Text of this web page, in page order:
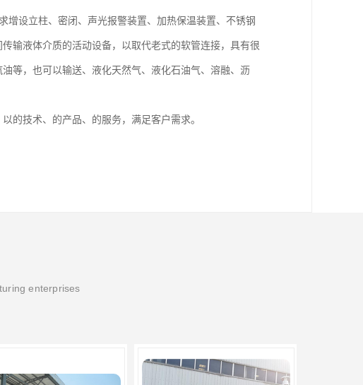
增设立柱、密闭、声光报警装置、加热保温装置、不锈钢
输液体介质的活动设备，以取代老式的软管连接，具有很
等，也可以输送、液化天然气、液化石油气、溶融、沥
的技术、的产品、的服务，满足客户需求。
enterprises